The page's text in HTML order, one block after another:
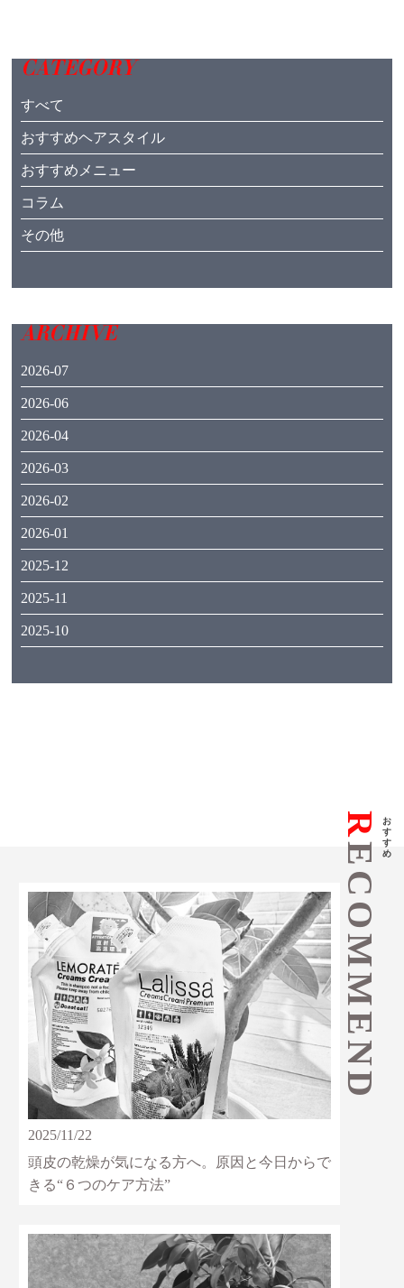
CATEGORY
すべて
おすすめヘアスタイル
おすすめメニュー
コラム
その他
ARCHIVE
2026-07
2026-06
2026-04
2026-03
2026-02
2026-01
2025-12
2025-11
2025-10
おすすめ
R
ECOMMEND
2025/11/22
頭皮の乾燥が気になる方へ。原因と今日からで
きる“６つのケア方法”